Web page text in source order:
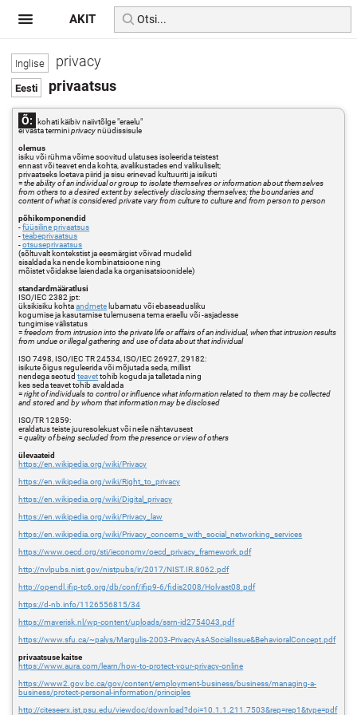
privacy
privaatsus
Õ:
kohati käibiv naiivtõlge "eraelu"
ei vasta terminiprivacynüüdissisule
olemus
isiku või rühma võime soovitud ulatuses isoleerida teistest
ennast või teavet enda kohta, avalikustades end valikuliselt;
privaatseks loetava piirid ja sisu erinevad kultuuriti ja isikuti
=the ability of an individual or group to isolate themselves or information about themselves
from others to a desired extent by selectively disclosing themselves; the boundaries and
content of what is considered private vary from culture to culture and from person to person
põhikomponendid
-füüsiline privaatsus
-teabeprivaatsus
-otsuseprivaatsus
(sõltuvalt kontekstist ja eesmärgist võivad mudelid
sisaldada ka nende kombinatsioone ning
mõistet võidakse laiendada ka organisatsioonidele)
standardmääratlusi
ISO/IEC 2382 jpt:
üksikisiku kohtaandmete lubamatu või ebaseadusliku
kogumise ja kasutamise tulemusena tema eraellu või -asjadesse
tungimise välistatus
=freedom from intrusion into the private life or affairs of an individual, when that intrusion results
from undue or illegal gathering and use of data about that individual
ISO 7498, ISO/IEC TR 24534, ISO/IEC 26927, 29182:
isikute õigus reguleerida või mõjutada seda, millist
nendega seotudteavettohib koguda ja talletada ning
kes seda teavet tohib avaldada
=right of individuals to control or influence what information related to them may be collected
and stored and by whom that information may be disclosed
ISO/TR 12859:
eraldatus teiste juuresolekust või neile nähtavusest
=quality of being secluded from the presence or view of others
ülevaateid
https://en.wikipedia.org/wiki/Privacy
https://en.wikipedia.org/wiki/Right_to_privacy
https://en.wikipedia.org/wiki/Digital_privacy
https://en.wikipedia.org/wiki/Privacy_law
https://en.wikipedia.org/wiki/Privacy_concerns_with_social_networking_services
https://www.oecd.org/sti/ieconomy/oecd_privacy_framework.pdf
http://nvlpubs.nist.gov/nistpubs/ir/2017/NIST.IR.8062.pdf
http://opendl.ifip-tc6.org/db/conf/ifip9-6/fidis2008/Holvast08.pdf
https://d-nb.info/1126556815/34
https://maverisk.nl/wp-content/uploads/ssrn-id2754043.pdf
https://www.sfu.ca/~palys/Margulis-2003-PrivacyAsASocialIssue&BehavioralConcept.pdf
privaatsuse kaitse
https://www.aura.com/learn/how-to-protect-your-privacy-online
https://www2.gov.bc.ca/gov/content/employment-business/business/managing-a-
business/protect-personal-information/principles
http://citeseerx.ist.psu.edu/viewdoc/download?doi=10.1.1.211.7503&rep=rep1&type=pdf
AKIT